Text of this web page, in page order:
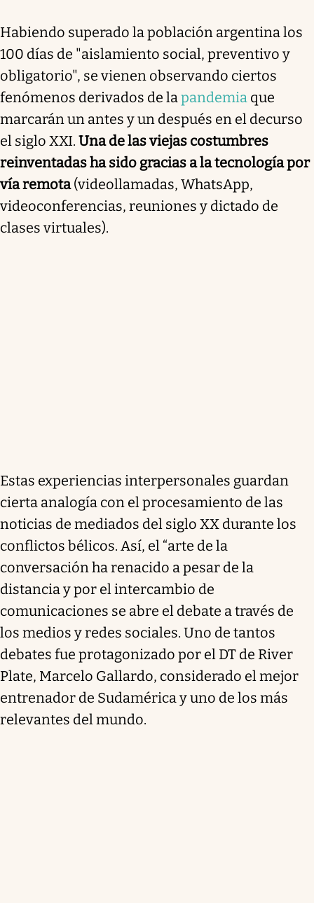
Habiendo superado la población argentina los
100 días de "aislamiento social, preventivo y
obligatorio", se vienen observando ciertos
fenómenos derivados de lapandemia que
marcarán un antes y un después en el decurso
el siglo XXI. Una de las viejas costumbres
reinventadas ha sido gracias a la tecnología por
vía remota(videollamadas, WhatsApp,
videoconferencias, reuniones y dictado de
clases virtuales).
Estas experiencias interpersonales guardan
cierta analogía con el procesamiento de las
noticias de mediados del siglo XX durante los
conflictos bélicos. Así, el “arte de la
conversación ha renacido a pesar de la
distancia y por el intercambio de
comunicaciones se abre el debate a través de
los medios y redes sociales. Uno de tantos
debates fue protagonizado por el DT de River
Plate, Marcelo Gallardo, considerado el mejor
entrenador de Sudamérica y uno de los más
relevantes del mundo.